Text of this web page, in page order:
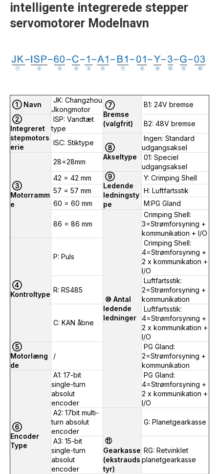
intelligente integrerede stepper
servomotorer Modelnavn
① Navn
JK: Changzhou
Jkongmotor
⑦
Bremse
(valgfrit)
B1: 24V bremse
②
Integreret
stepmotors
erie
ISP: Vandtæt
type
B2: 48V bremse
ISC: Stiktype
⑧
Akseltype
Ingen: Standard
udgangsaksel
③
Motorramm
e
28=28mm
01: Speciel
udgangsaksel
42 = 42 mm
⑨
Ledende
ledningsty
pe
Y: Crimping Shell
57 = 57 mm
H: Luftfartsstik
60 = 60 mm
M:PG Gland
86 = 86 mm
⑩ Antal
ledende
ledninger
Crimping Shell:
3=Strømforsyning +
kommunikation + I/O
④
Kontroltype
P: Puls
Crimping Shell:
4=Strømforsyning +
2 x kommunikation +
I/O
R: RS485
Luftfartsstik:
2=Strømforsyning +
kommunikation
C: KAN åbne
Luftfartsstik:
4=Strømforsyning +
2 x kommunikation +
I/O
⑤
Motorlæng
de
/
PG Gland:
2=Strømforsyning +
kommunikation
⑥
Encoder
Type
A1: 17-bit
single-turn
absolut
encoder
PG Gland:
4=Strømforsyning +
2 x kommunikation +
I/O
A2: 17bit multi-
turn absolut
encoder
⑪
Gearkasse
(ekstrauds
tyr)
G: Planetgearkasse
A3: 15-bit
single-turn
absolut
encoder
RG: Retvinklet
planetgearkasse